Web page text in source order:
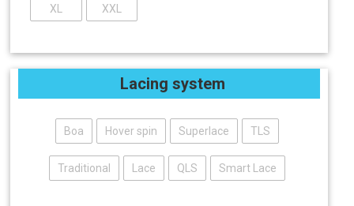
XL XXL
Lacing system
Boa Hover spin Superlace TLS
Traditional Lace QLS Smart Lace